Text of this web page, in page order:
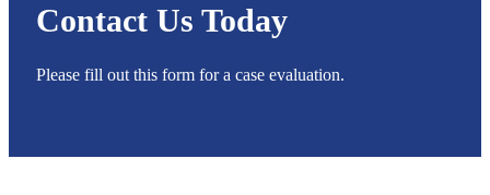
Contact Us Today
Please fill out this form for a case evaluation.